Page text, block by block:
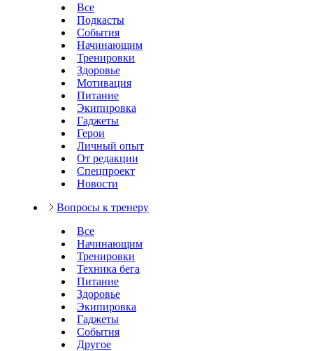
Все
Подкасты
События
Начинающим
Тренировки
Здоровье
Мотивация
Питание
Экипировка
Гаджеты
Герои
Личный опыт
От редакции
Спецпроект
Новости
Вопросы к тренеру
Все
Начинающим
Тренировки
Техника бега
Питание
Здоровье
Экипировка
Гаджеты
События
Другое